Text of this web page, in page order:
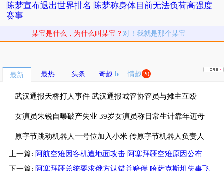
陈梦宣布退出世界排名 陈梦称身体目前无法负荷高强度
赛事
某宝是什么，为什么叫某宝？ 对！我就是那个某宝
最新 最热 头条 奇趣 情趣 20
武汉通报天桥打人事件 武汉通报城管协管员与摊主互殴
女演员朱锐自曝破产失业 39岁女演员称日常生计靠年迈母
亲接济
原字节跳动机器人一号位加入小米 传原字节机器人负责人
孔涛加盟小米
上一篇: 阿航空难因客机遭地面攻击 阿塞拜疆空难原因公布
下一篇: 阿塞拜疆总统要求俄方认错并赔偿 哈萨克斯坦失事飞